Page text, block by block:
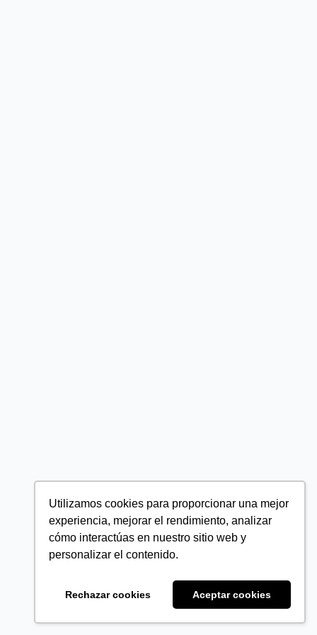
Utilizamos cookies para proporcionar una mejor
experiencia, mejorar el rendimiento, analizar
cómo interactúas en nuestro sitio web y
personalizar el contenido.
Rechazar cookies Aceptar cookies